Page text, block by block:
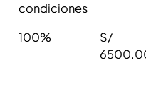
condiciones
100%
S/